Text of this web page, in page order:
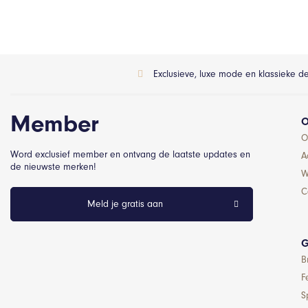
Exclusieve, luxe mode en klassieke
Member
Word exclusief member en ontvang de laatste updates en
de nieuwste merken!
Meld je gratis aan